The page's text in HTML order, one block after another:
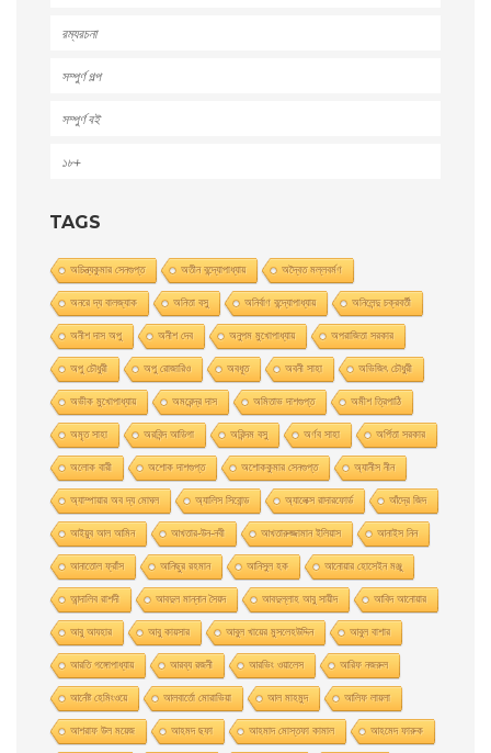
রম্যরচনা
সম্পুর্ণ গল্প
সম্পুর্ণ বই
১৮+
TAGS
অচিন্ত্যকুমার সেনগুপ্ত অতীন বন্দ্যোপাধ্যায় অদ্বৈত মল্লবর্মণ
অনরে দ্য বালজ্যাক অনিতা বসু অনির্বাণ বন্দ্যোপাধ্যায় অনিলেন্দু চক্রবর্তী
অনীশ দাস অপু অনীশ দেব অনুপম মুখোপাধ্যায় অপরাজিতা সরকার
অপু চৌধুরী অপু রােজারিও অবধূত অবনী সাহা অভিজিৎ চৌধুরী
অভীক মুখোপাধ্যায় অমরেন্দ্র দাস অমিতাভ দাশগুপ্ত অমীশ ত্রিপাঠি
অমৃত সাহা অরবিন্দ আডিগা অরিন্দম বসু অর্ণব সাহা অর্পিতা সরকার
অলোক বারী অশােক দাশগুপ্ত অশোককুমার সেনগুপ্ত অ্যানীস নীন
অ্যাম্পায়ার অব দ্য মােঘল অ্যালিস সিবােন্ড অ্যালেক্স রাদারফোর্ড আঁদ্রে জিদ
আইয়ুব আল আমিন আখতার-উন-নবী আখতারুজ্জামান ইলিয়াস আনাইস নিন
আনাতােল ফ্রাঁস আনিছুর রহমান আনিসুল হক আনোয়ার হোসেইন মঞ্জু
আন্দালিব রাশদী আবদুল মান্নান সৈয়দ আবদুল্লাহ আবু সায়ীদ আবিদ আনোয়ার
আবু আযহার আবু কায়সার আবুল খায়ের মুসলেহউদ্দিন আবুল বাশার
আরতি গঙ্গোপাধ্যায় আরব্য রজনী আরভিং ওয়ালেস আরিফ নজরুল
আর্নেষ্ট হেমিংওয়ে আলবার্তো মােরাভিয়া আল মাহমুদ আলিফ লায়লা
আশরাফ উল ময়েজ আহমদ ছফা আহমাদ মোস্তফা কামাল আহমেদ ফারুক